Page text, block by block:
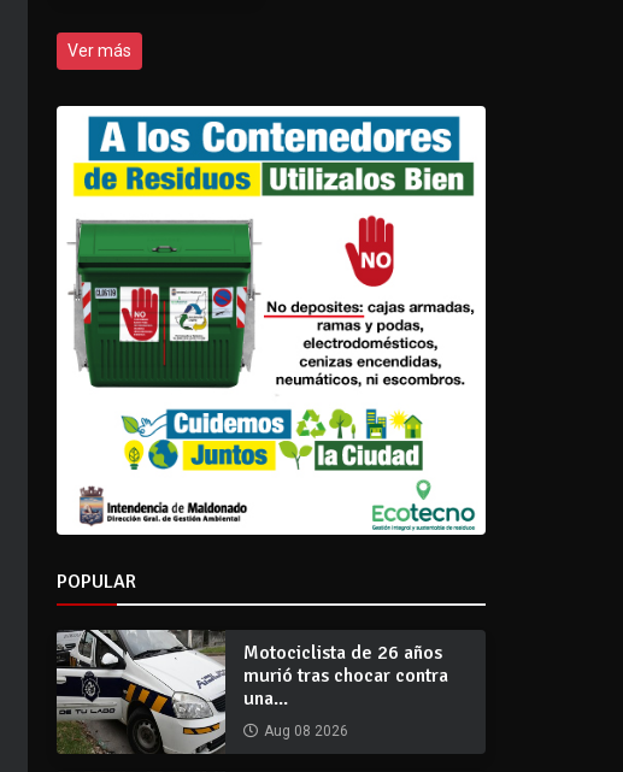
Ver más
POPULAR
Motociclista de 26 años
murió tras chocar contra
una...
Aug 08 2026